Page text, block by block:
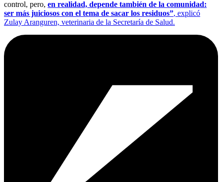
control, pero, en realidad, depende también de la comunidad:
ser más juiciosos con el tema de sacar los residuos”, explicó
Zulay Aranguren, veterinaria de la Secretaría de Salud.